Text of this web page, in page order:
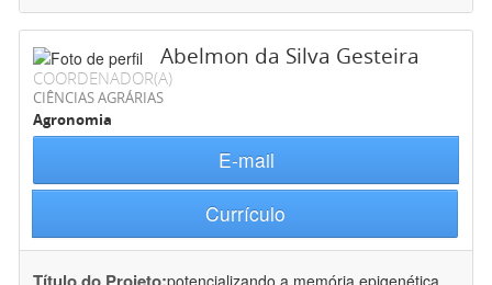
Abelmon da Silva Gesteira
COORDENADOR(A)
CIÊNCIAS AGRÁRIAS
Agronomia
E-mail
Currículo